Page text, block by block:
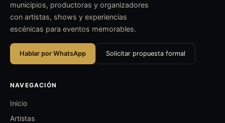
municipios, productoras y organizadores
con artistas, shows y experiencias
escénicas para eventos memorables.
Hablar por WhatsApp Solicitar propuesta formal
NAVEGACIÓN
Inicio
Artistas